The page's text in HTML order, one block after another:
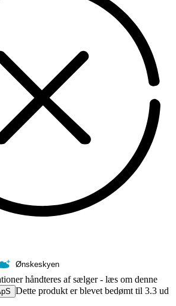
Ønskeskyen
håndteres af sælger - læs om denne
Dette produkt er blevet bedømt til 3.3 ud